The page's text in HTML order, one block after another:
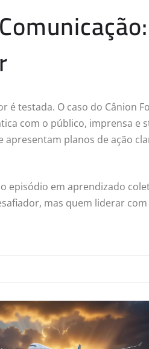
é testada. O caso do Cânion
com o público, imprensa e
planos de ação
episódio em aprendizado
mas quem liderar